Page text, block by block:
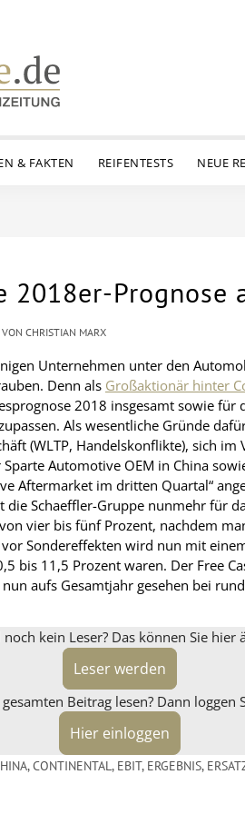
& FAKTEN REIFENTESTS NEUE
2018er-Prognose
Unternehmen unter den
Denn als Großaktionär hinter
2018 insgesamt sowie für
Als wesentliche Gründe
(WLTP, Handelskonflikte), sich im
Automotive OEM in China
Aftermarket im dritten Quartal“
Schaeffler-Gruppe nunmehr für
vier bis fünf Prozent, nachdem
vor Sondereffekten wird nun mit
bis 11,5 Prozent waren. Der Free
aufs Gesamtjahr gesehen bei
noch kein Leser? Das können Sie hier
Leser werden
Beitrag lesen? Dann loggen
Hier einloggen
VON CHRISTIAN MARX
,CONTINENTAL, EBIT, ERGEBNIS,